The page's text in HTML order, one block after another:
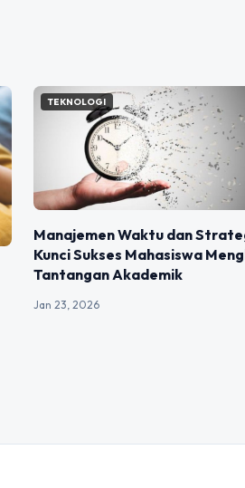
TEKNOLOGI
Manajemen Waktu dan
Kunci Sukses Mahasiswa
Tantangan Akademik
Jan 23, 2026